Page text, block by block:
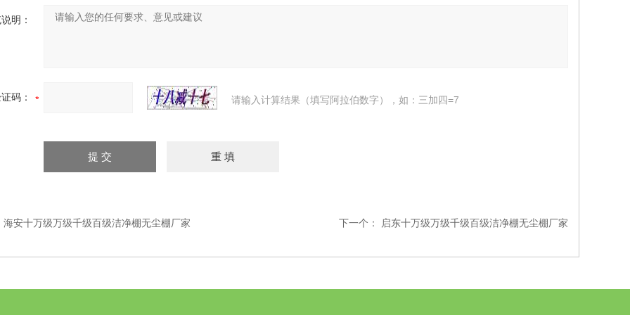
明：
码： 请输入计算结果（填写阿拉伯数字），如：三加四=7
海安十万级万级千级百级洁净棚无尘棚厂家 下一个： 启东十万级万级千级百级洁净棚无尘棚厂家